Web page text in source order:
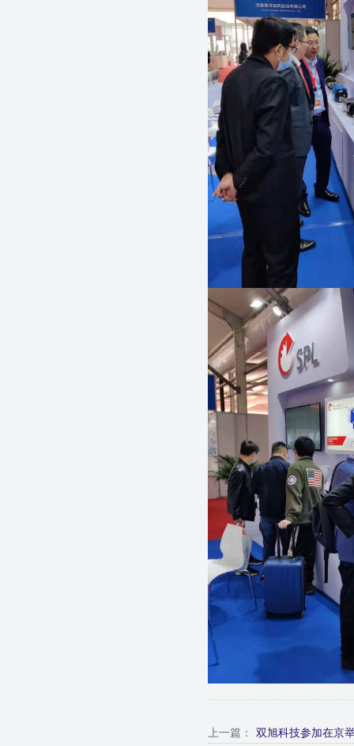
上一篇： 双旭科技参加在京